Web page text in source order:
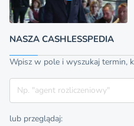
NASZA CASHLESSPEDIA
Wpisz w pole i wyszukaj termin,
Szukaj
lub przeglądaj: